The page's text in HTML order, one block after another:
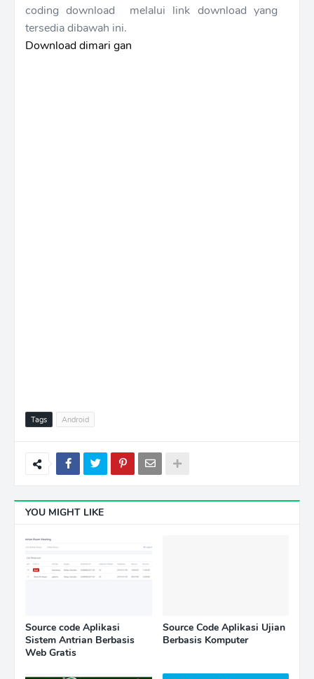
coding download melalui link download yang
tersedia dibawah ini.
Download dimari gan
Tags Android
YOU MIGHT LIKE
Source code Aplikasi
Sistem Antrian Berbasis
Web Gratis
Source Code Aplikasi Ujian
Berbasis Komputer